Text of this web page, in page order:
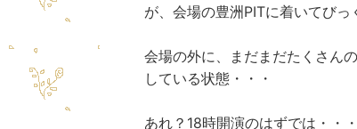
が、会場の豊洲PITに着いてびっ
会場の外に、まだまだたくさん
している状態・・・
あれ？18時開演のはずでは・・